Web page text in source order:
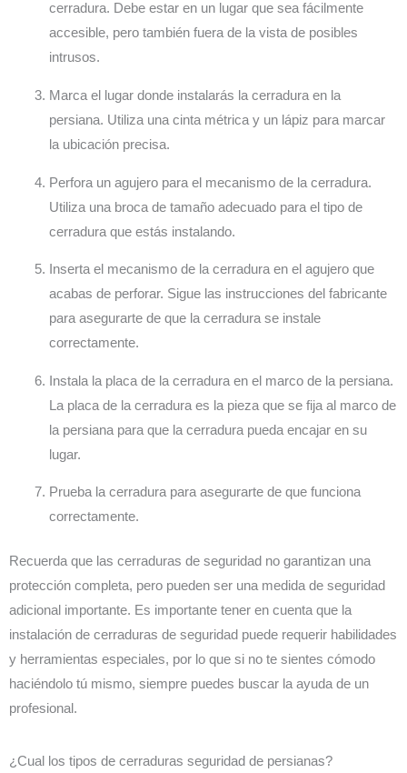
cerradura. Debe estar en un lugar que sea fácilmente
accesible, pero también fuera de la vista de posibles
intrusos.
Marca el lugar donde instalarás la cerradura en la
persiana. Utiliza una cinta métrica y un lápiz para marcar
la ubicación precisa.
Perfora un agujero para el mecanismo de la cerradura.
Utiliza una broca de tamaño adecuado para el tipo de
cerradura que estás instalando.
Inserta el mecanismo de la cerradura en el agujero que
acabas de perforar. Sigue las instrucciones del fabricante
para asegurarte de que la cerradura se instale
correctamente.
Instala la placa de la cerradura en el marco de la persiana.
La placa de la cerradura es la pieza que se fija al marco de
la persiana para que la cerradura pueda encajar en su
lugar.
Prueba la cerradura para asegurarte de que funciona
correctamente.
Recuerda que las cerraduras de seguridad no garantizan una
protección completa, pero pueden ser una medida de seguridad
adicional importante. Es importante tener en cuenta que la
instalación de cerraduras de seguridad puede requerir habilidades
y herramientas especiales, por lo que si no te sientes cómodo
haciéndolo tú mismo, siempre puedes buscar la ayuda de un
profesional.
¿Cual los tipos de cerraduras seguridad de persianas?